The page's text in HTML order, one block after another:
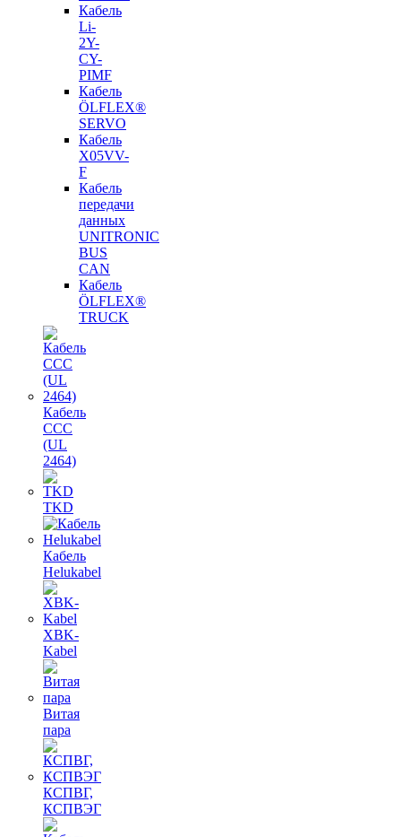
Кабель
Li-
2Y-
CY-
PIMF
Кабель
ÖLFLEX®
SERVO
Кабель
X05VV-
F
Кабель
передачи
данных
UNITRONIC
BUS
CAN
Кабель
ÖLFLEX®
TRUCK
Кабель
CCC
(UL
2464)
TKD
Кабель
Helukabel
XBK-
Kabel
Витая
пара
КСПВГ,
КСПВЭГ